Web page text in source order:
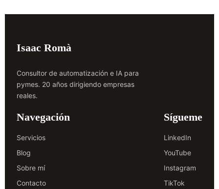
Isaac Romà
Consultor de automatización e IA para
pymes. 20 años dirigiendo empresas
reales.
Navegación
Servicios
Blog
Sobre mí
Contacto
Sígueme
LinkedIn
YouTube
Instagram
TikTok